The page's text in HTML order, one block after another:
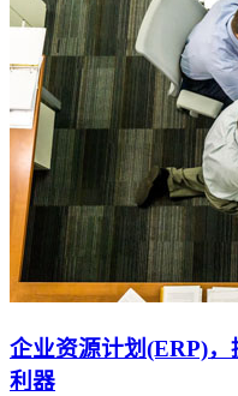
企业资源计划(ERP)
利器